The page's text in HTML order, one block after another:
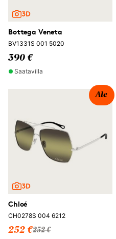
Bottega Veneta
BV1331S 001 5020
390 €
Saatavilla
Ale
Chloé
CH0278S 004 6212
252 €252 €